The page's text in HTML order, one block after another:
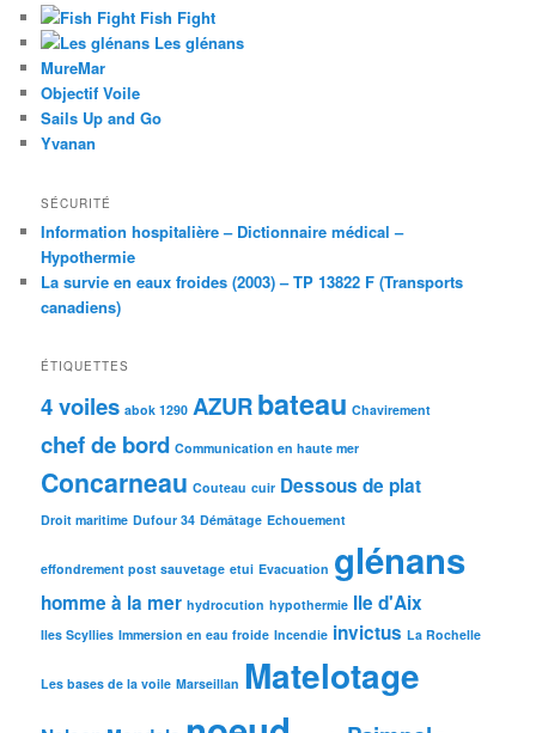
Fish Fight
Les glénans
MureMar
Objectif Voile
Sails Up and Go
Yvanan
SÉCURITÉ
Information hospitalière – Dictionnaire médical –
Hypothermie
La survie en eaux froides (2003) – TP 13822 F (Transports
canadiens)
ÉTIQUETTES
4 voiles abok 1290 AZURbateau Chavirement
chef de bord Communication en haute mer
Concarneau Couteau cuir Dessous de plat
Droit maritime Dufour 34 Démâtage Echouement
effondrement post sauvetage etui Evacuation glénans
homme à la mer hydrocution hypothermie Ile d'Aix
Iles Scyllies Immersion en eau froide Incendie invictus La Rochelle
Les bases de la voile Marseillan Matelotage